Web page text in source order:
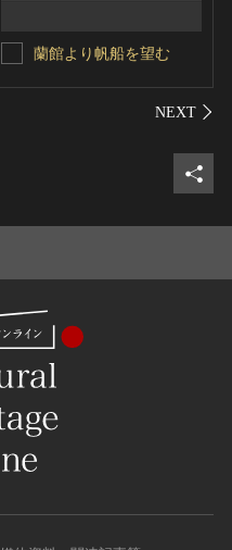
蘭館より帆船を望む
シェ